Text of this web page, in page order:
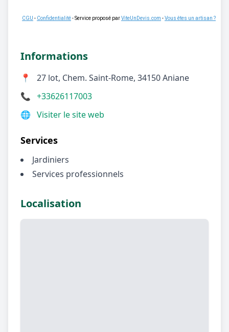
CGU - Confidentialité- Service proposé parViteUnDevis.com -Vous êtes un artisan ?
Informations
📍
27 lot, Chem. Saint-Rome, 34150 Aniane
📞 +33626117003
🌐 Visiter le site web
Services
Jardiniers
Services professionnels
Localisation